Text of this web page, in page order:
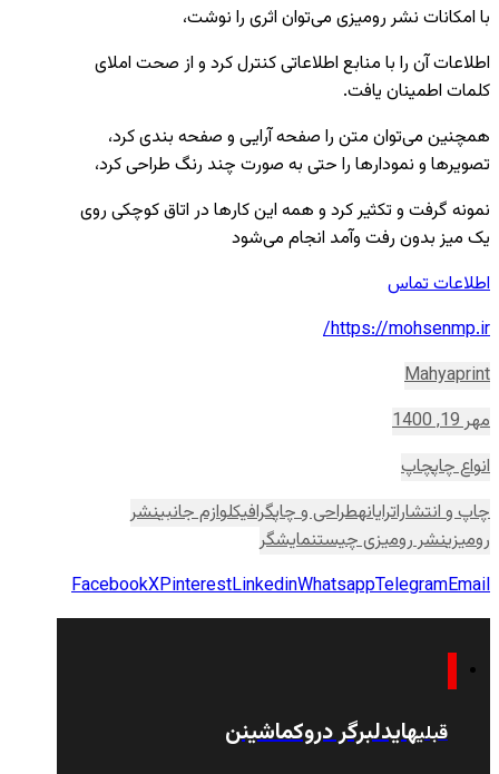
با امکانات نشر رومیزی می‌توان اثری را نوشت،
اطلاعات آن را با منابع اطلاعاتی کنترل کرد و از صحت املای
کلمات اطمینان یافت.
همچنین می‌توان متن را صفحه آرایی و صفحه بندی کرد،
تصویرها و نمودارها را حتی به صورت چند رنگ طراحی کرد،
نمونه گرفت و تکثیر کرد و همه این کارها در اتاق کوچکی روی
یک میز بدون رفت وآمد انجام می‌شود
اطلاعات تماس
https://mohsenmp.ir/
Mahyaprint
مهر 19, 1400
انواع چاپچاپ
چاپ و انتشاراترایانهطراحی و چاپگرافیکلوازم جانبینشر
رومیزینشر رومیزی چیستنمایشگر
FacebookXPinterestLinkedinWhatsappTelegramEmail
قبلیهایدلبرگر دروکماشینن